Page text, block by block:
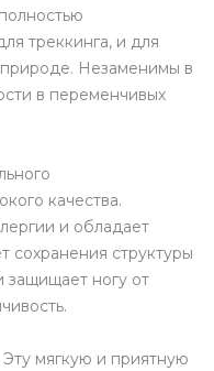
треккинга, и для
природе. Незаменимы в
в переменчивых
качества.
и обладает
сохранения структуры
защищает ногу от
мягкую и приятную